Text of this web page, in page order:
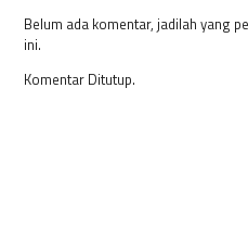
Belum ada komentar, jadilah yang
ini.
Komentar Ditutup.